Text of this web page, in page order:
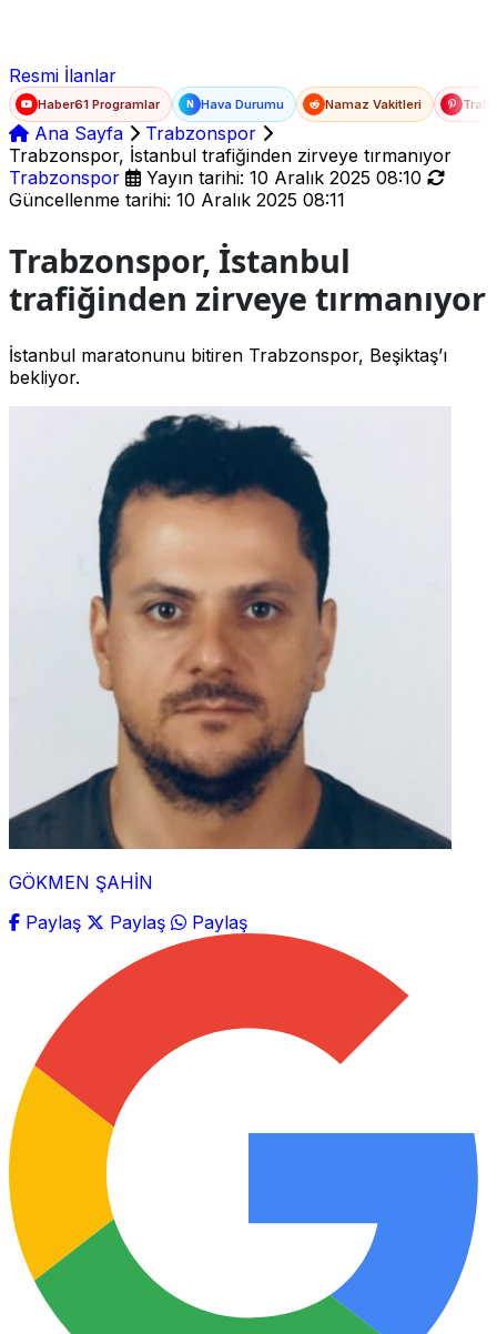
Resmi İlanlar
Haber61 Programlar N Hava Durumu Namaz Vakitleri
Ana Sayfa
Trabzonspor
Trabzonspor, İstanbul trafiğinden zirveye tırmanıyor
Trabzonspor
Yayın tarihi: 10 Aralık 2025 08:10
Güncellenme tarihi: 10 Aralık 2025 08:11
Trabzonspor, İstanbul
trafiğinden zirveye tırmanıyor
İstanbul maratonunu bitiren Trabzonspor, Beşiktaş’ı
bekliyor.
GÖKMEN ŞAHİN
Paylaş
Paylaş Paylaş